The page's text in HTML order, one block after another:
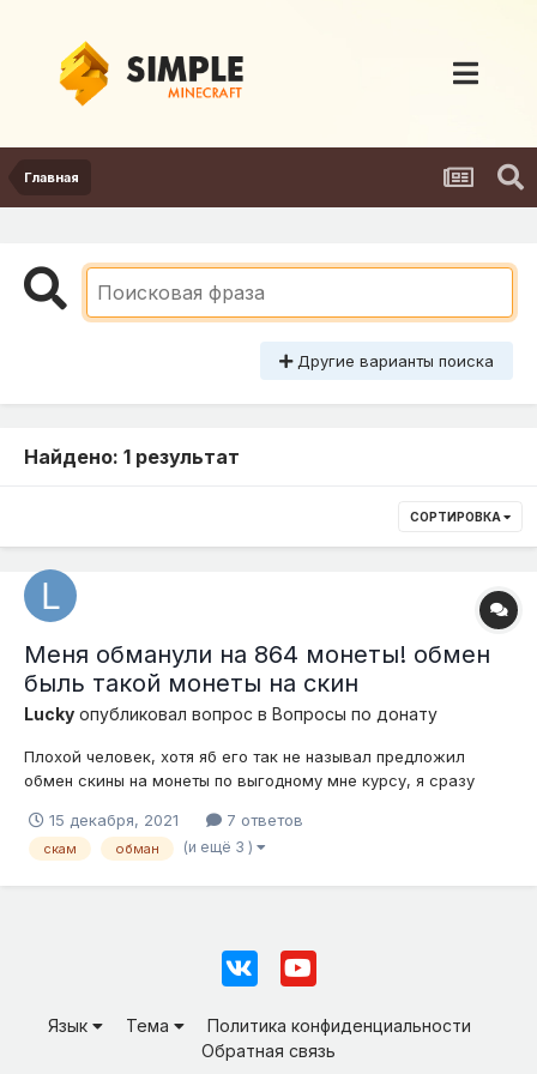
Главная
Другие варианты поиска
Найдено: 1 результат
СОРТИРОВКА
Меня обманули на 864 монеты! обмен
быль такой монеты на скин
Lucky опубликовал вопрос в Вопросы по донату
Плохой человек, хотя яб его так не называл предложил
обмен скины на монеты по выгодному мне курсу, я сразу
обменивался с многими популярными бизнесмЕнами
simpleminecraft.ru мол все ок, ему первому скинули, я
15 декабря, 2021 7 ответов
скам обман (и ещё 3 )
Язык Тема
Политика конфиденциальности
Обратная связь